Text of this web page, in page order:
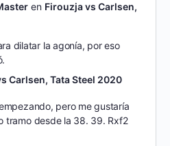
en Firouzja vs Carlsen,
dilatar la agonía, por eso
Carlsen, Tata Steel 2020
pero me gustaría
tramo desde la 38. 39. Rxf2